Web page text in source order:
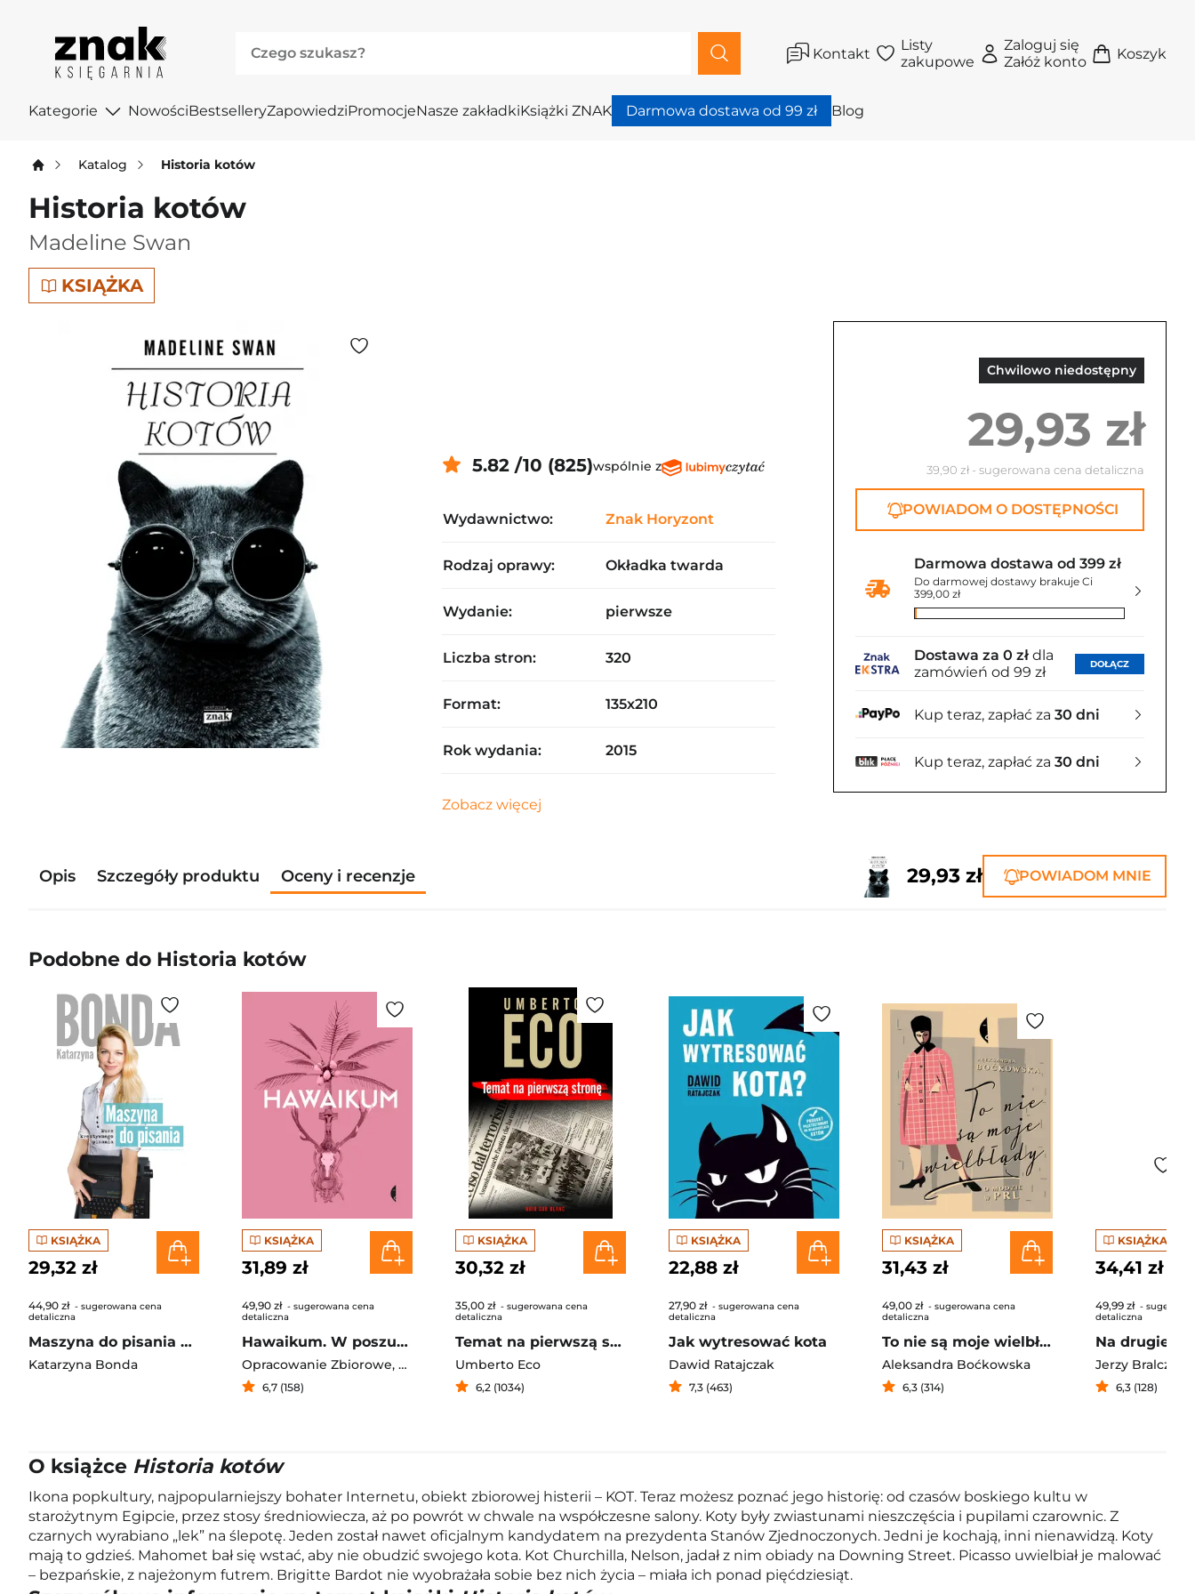
Kontakt
Listy
zakupowe
Zaloguj się
Załóż konto
Koszyk
Kategorie NowościBestselleryZapowiedziPromocjeNasze zakładkiKsiążki ZNAK Darmowa dostawa od 99 zł Blog
Katalog Historia kotów
Historia kotów
Madeline Swan
KSIĄŻKA
Chwilowo niedostępny
29,93 zł
39,90 zł - sugerowana cena detaliczna
POWIADOM O DOSTĘPNOŚCI
Darmowa dostawa od 399 zł
Do darmowej dostawy brakuje Ci
399,00 zł
Dostawa za 0 zł dla
zamówień od 99 zł
DOŁĄCZ
Kup teraz, zapłać za 30 dni
Kup teraz, zapłać za 30 dni
5.82 /10 (825)wspólnie z
Wydawnictwo: Znak Horyzont
Rodzaj oprawy: Okładka twarda
Wydanie: pierwsze
Liczba stron: 320
Format: 135x210
Rok wydania: 2015
Zobacz więcej
Opis Szczegóły produktu Oceny i recenzje 29,93 zł POWIADOM MNIE
Podobne do Historia kotów
KSIĄŻKA
29,32 zł
44,90 zł - sugerowana cena
detaliczna
Maszyna do pisania Kurs kreatywnego pisania
Katarzyna Bonda
KSIĄŻKA
31,89 zł
49,90 zł - sugerowana cena
detaliczna
Hawaikum. W poszukiwaniu istoty piękna
Opracowanie Zbiorowe, Praca zbiorowa
6,7 (158)
KSIĄŻKA
30,32 zł
35,00 zł - sugerowana cena
detaliczna
Temat na pierwszą stronę
Umberto Eco
6,2 (1034)
KSIĄŻKA
22,88 zł
27,90 zł - sugerowana cena
detaliczna
Jak wytresować kota
Dawid Ratajczak
7,3 (463)
KSIĄŻKA
31,43 zł
49,00 zł - sugerowana cena
detaliczna
To nie są moje wielbłądy. O modzie w PRL
Aleksandra Boćkowska
6,3 (314)
KSIĄŻKA
34,41 zł
49,99 zł -
detaliczna
Jerzy Bralczyk
6,3 (128)
O książce Historia kotów
Ikona popkultury, najpopularniejszy bohater Internetu, obiekt zbiorowej histerii – KOT. Teraz możesz poznać jego historię: od czasów boskiego kultu w
starożytnym Egipcie, przez stosy średniowiecza, aż po powrót w chwale na współczesne salony. Koty były zwiastunami nieszczęścia i pupilami czarownic. Z
czarnych wyrabiano „lek” na ślepotę. Jeden został nawet oficjalnym kandydatem na prezydenta Stanów Zjednoczonych. Jedni je kochają, inni nienawidzą. Koty
mają to gdzieś. Mahomet bał się wstać, aby nie obudzić swojego kota. Kot Churchilla, Nelson, jadał z nim obiady na Downing Street. Picasso uwielbiał je malować
– bezpańskie, z najeżonym futrem. Brigitte Bardot nie wyobrażała sobie bez nich życia – miała ich ponad pięćdziesiąt.